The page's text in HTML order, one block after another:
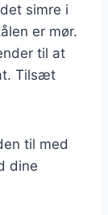
simre i
er mør.
til at
Tilsæt
til med
dine